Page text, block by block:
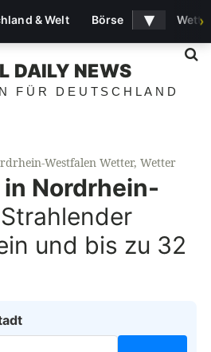
DAILY NEWS
FÜR DEUTSCHLAND
Westfalen Wetter, Wetter
Nordrhein-
Strahlender
und bis zu 32
& Welt Börse ▾ ›